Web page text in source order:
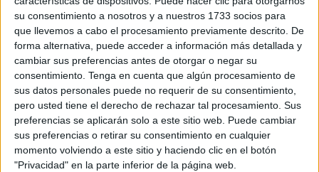
su consentimiento a nosotros y a nuestros 1733 socios para
que llevemos a cabo el procesamiento previamente descrito. De
forma alternativa, puede acceder a información más detallada y
cambiar sus preferencias antes de otorgar o negar su
consentimiento. Tenga en cuenta que algún procesamiento de
sus datos personales puede no requerir de su consentimiento,
pero usted tiene el derecho de rechazar tal procesamiento. Sus
preferencias se aplicarán solo a este sitio web. Puede cambiar
sus preferencias o retirar su consentimiento en cualquier
momento volviendo a este sitio y haciendo clic en el botón
"Privacidad" en la parte inferior de la página web.
Para el de Gerena, el conjunto caballa ha realizado un
primer tiempo “vertiginoso con una calidad bestial de
juego, de permuta, de aprovechar los pasillos, de ir por
dentro”, mientras que en la segunda parte les costó
“mantenerse”. Asimismo, el técnico pone el pero en “la
cantidad de llegadas al área y a las últimasfases de
juego, porque cuando veamos las estadísticas nos
quedaremos asombrados de todo lo que hemos generado.